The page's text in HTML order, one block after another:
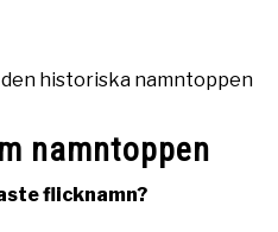
den historiska namntoppen
namntoppen
flicknamn?